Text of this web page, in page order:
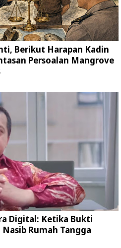
Berikut Harapan Kadin
Persoalan Mangrove
Digital: Ketika Bukti
Rumah Tangga